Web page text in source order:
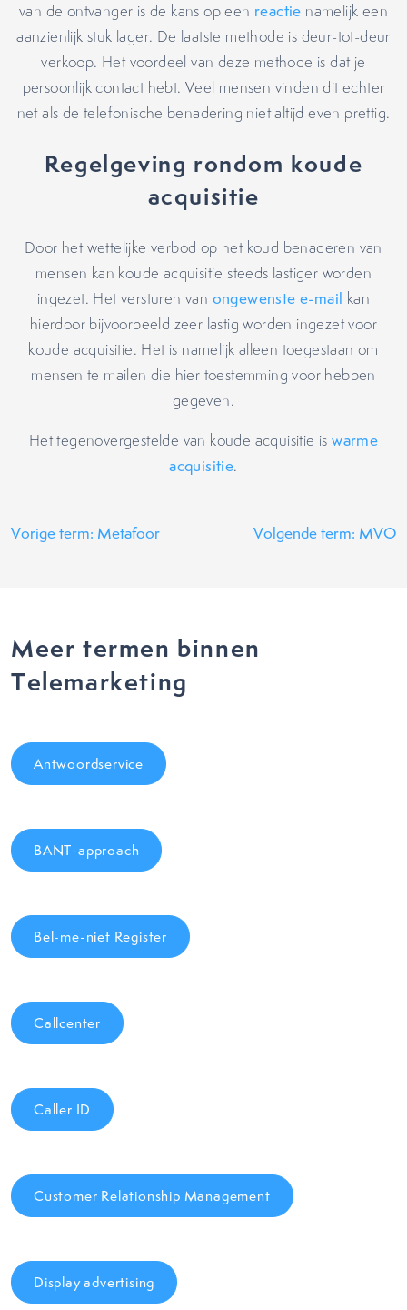
van de ontvanger is de kans op een reactie namelijk een
aanzienlijk stuk lager. De laatste methode is deur-tot-deur
verkoop. Het voordeel van deze methode is dat je
persoonlijk contact hebt. Veel mensen vinden dit echter
net als de telefonische benadering niet altijd even prettig.
Regelgeving rondom koude
acquisitie
Door het wettelijke verbod op het koud benaderen van
mensen kan koude acquisitie steeds lastiger worden
ingezet. Het versturen van ongewenste e-mail kan
hierdoor bijvoorbeeld zeer lastig worden ingezet voor
koude acquisitie. Het is namelijk alleen toegestaan om
mensen te mailen die hier toestemming voor hebben
gegeven.
Het tegenovergestelde van koude acquisitie iswarme
acquisitie.
Vorige term: Metafoor Volgende term: MVO
Meer termen binnen
Telemarketing
Antwoordservice
BANT-approach
Bel-me-niet Register
Callcenter
Caller ID
Customer Relationship Management
Display advertising